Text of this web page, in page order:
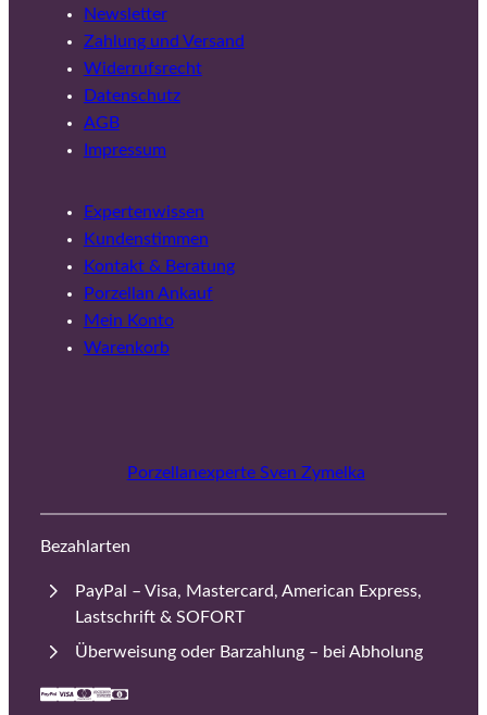
Newsletter
Zahlung und Versand
Widerrufsrecht
Datenschutz
AGB
Impressum
Expertenwissen
Kundenstimmen
Kontakt & Beratung
Porzellan Ankauf
Mein Konto
Warenkorb
Porzellanexperte Sven Zymelka
Bezahlarten
PayPal – Visa, Mastercard, American Express,
Lastschrift & SOFORT
Überweisung oder Barzahlung – bei Abholung